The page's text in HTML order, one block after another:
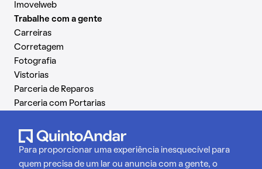
Imovelweb
Trabalhe com a gente
Carreiras
Corretagem
Fotografia
Vistorias
Parceria de Reparos
Parceria com Portarias
Para proporcionar uma experiência inesquecível para
quem precisa de um lar ou anuncia com a gente, o